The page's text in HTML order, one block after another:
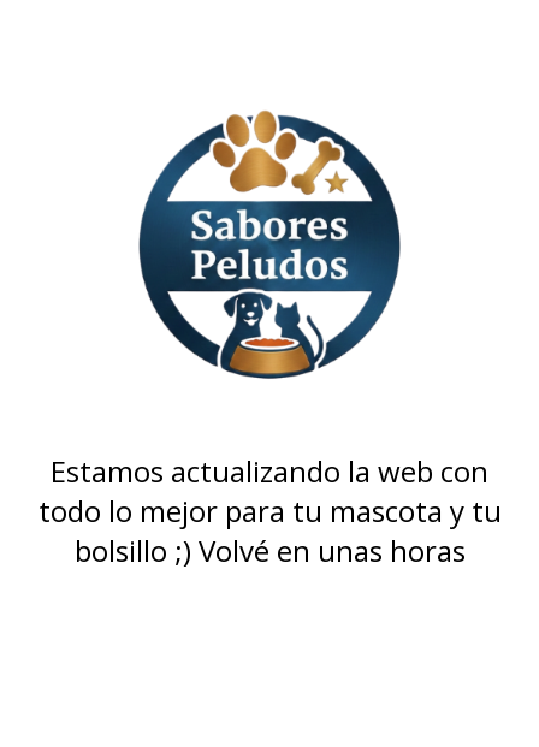
Estamos actualizando la web con
todo lo mejor para tu mascota y tu
bolsillo ;) Volvé en unas horas